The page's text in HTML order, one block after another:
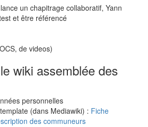
un chapitrage collaboratif, Yann
et être référencé
de videos)
wiki assemblée des
personnelles
(dans Mediawiki) : Fiche
des communeurs